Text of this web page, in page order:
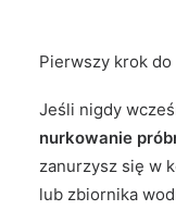
Pierwszy krok
Jeśli nigdy
nurkowanie
zanurzysz się w
lub zbiornika